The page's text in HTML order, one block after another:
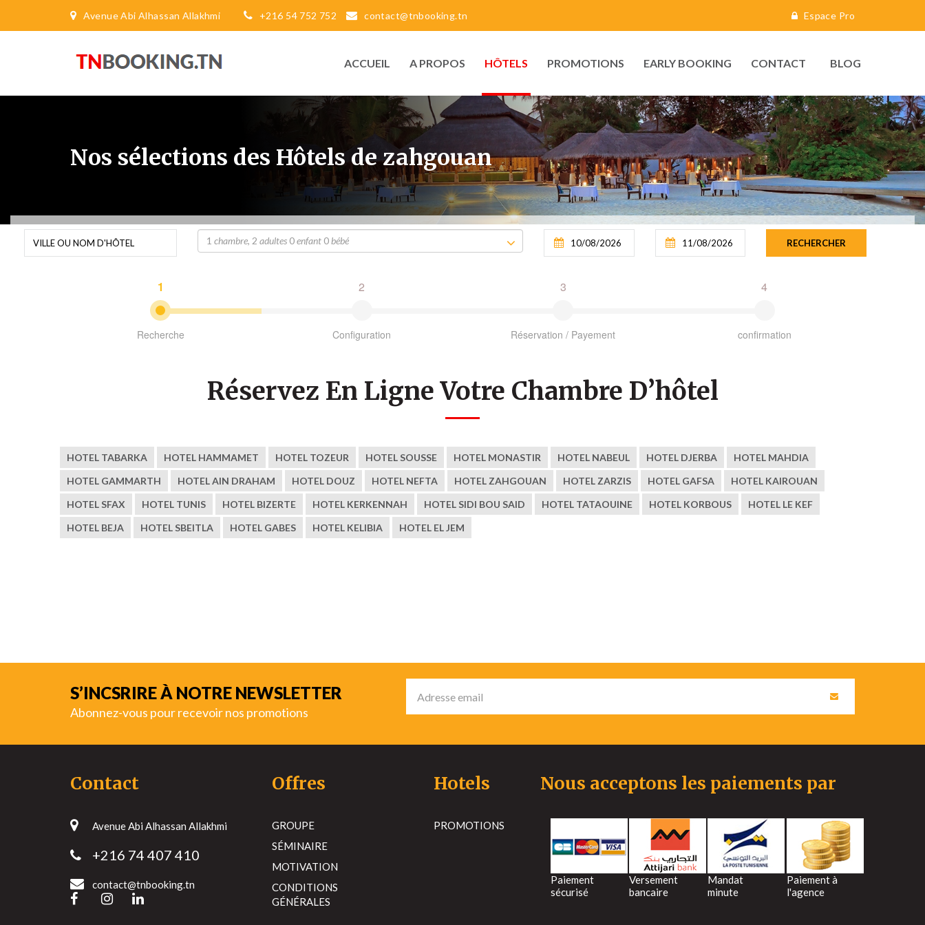
Avenue Abi Alhassan Allakhmi +216 54 752 752 contact@tnbooking.tn Espace Pro
ACCUEIL A PROPOS HÔTELS PROMOTIONS EARLY BOOKING CONTACT BLOG
Nos sélections des Hôtels de zahgouan
1 chambre, 2 adultes 0enfant 0bébé
1
Recherche
2
Configuration
3
Réservation / Payement
4
confirmation
Réservez En Ligne Votre Chambre D’hôtel
HOTEL TABARKA HOTEL HAMMAMET HOTEL TOZEUR HOTEL SOUSSE HOTEL MONASTIR HOTEL NABEUL HOTEL DJERBA
HOTEL MAHDIA
HOTEL GAMMARTH
HOTEL AIN DRAHAM HOTEL DOUZ HOTEL NEFTA HOTEL ZAHGOUAN HOTEL ZARZIS HOTEL GAFSA
HOTEL KAIROUAN
HOTEL SFAX
HOTEL TUNIS HOTEL BIZERTE HOTEL KERKENNAH HOTEL SIDI BOU SAID HOTEL TATAOUINE HOTEL KORBOUS
HOTEL LE KEF
HOTEL BEJA
HOTEL SBEITLA HOTEL GABES HOTEL KELIBIA HOTEL EL JEM
S’INCSRIRE À NOTRE NEWSLETTER
Abonnez-vous pour recevoir nos promotions
Contact
Avenue Abi Alhassan Allakhmi
+216 74 407 410
contact@tnbooking.tn
Offres
GROUPE
SÉMINAIRE
MOTIVATION
CONDITIONS
GÉNÉRALES
Hotels
PROMOTIONS
Nous acceptons les paiements par
Paiement
sécurisé
Versement
bancaire
Mandat
minute
Paiement à
l'agence